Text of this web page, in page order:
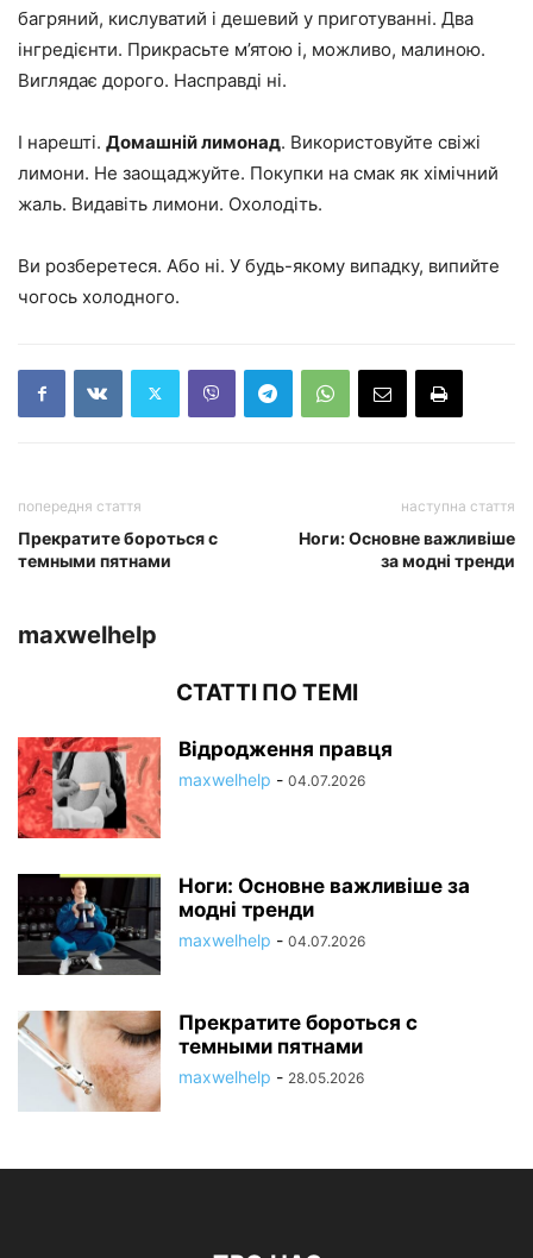
багряний, кислуватий і дешевий у приготуванні. Два
інгредієнти. Прикрасьте м’ятою і, можливо, малиною.
Виглядає дорого. Насправді ні.
І нарешті. Домашній лимонад. Використовуйте свіжі
лимони. Не заощаджуйте. Покупки на смак як хімічний
жаль. Видавіть лимони. Охолодіть.
Ви розберетеся. Або ні. У будь-якому випадку, випийте
чогось холодного.
попередня стаття
Прекратите бороться с
темными пятнами
наступна стаття
Ноги: Основне важливіше
за модні тренди
maxwelhelp
СТАТТІ ПО ТЕМІ
Відродження правця
maxwelhelp - 04.07.2026
Ноги: Основне важливіше за
модні тренди
maxwelhelp - 04.07.2026
Прекратите бороться с
темными пятнами
maxwelhelp - 28.05.2026